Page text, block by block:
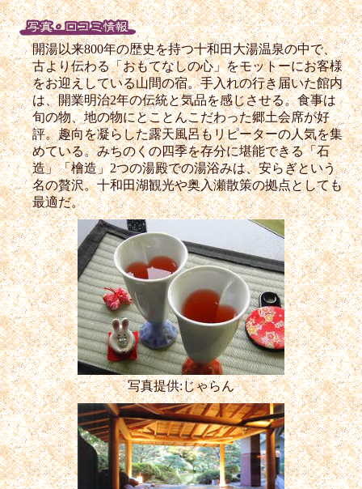
開湯以来800年の歴史を持つ十和田大湯温泉の中で、
古より伝わる「おもてなしの心」をモットーにお客様
をお迎えしている山間の宿。手入れの行き届いた館内
は、開業明治2年の伝統と気品を感じさせる。食事は
旬の物、地の物にとことんこだわった郷土会席が好
評。趣向を凝らした露天風呂もリピーターの人気を集
めている。みちのくの四季を存分に堪能できる「石
造」「檜造」2つの湯殿での湯浴みは、安らぎという
名の贅沢。十和田湖観光や奥入瀬散策の拠点としても
最適だ。
写真提供:じゃらん